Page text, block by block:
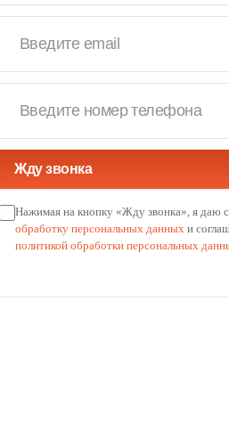
Жду звонка
Нажимая на кнопку «Жду звонка», я даю
обработку персональных данных и
политикой обработки персональных